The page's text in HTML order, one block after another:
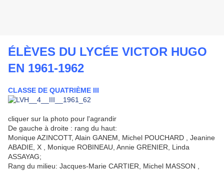
ÉLÈVES DU LYCÉE VICTOR HUGO
EN 1961-1962
CLASSE DE QUATRIÈME III
cliquer sur la photo pour l'agrandir
De gauche à droite : rang du haut:
Monique AZINCOTT, Alain GANEM, Michel POUCHARD , Jeanine
ABADIE, X , Monique ROBINEAU, Annie GRENIER, Linda
ASSAYAG;
Rang du milieu: Jacques-Marie CARTIER, Michel MASSON ,